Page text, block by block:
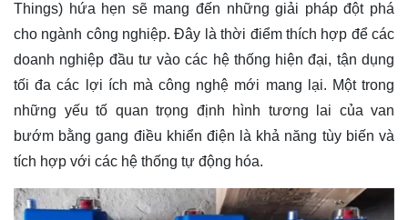
Things) hứa hẹn sẽ mang đến những giải pháp đột phá
cho ngành công nghiệp. Đây là thời điểm thích hợp để các
doanh nghiệp đầu tư vào các hệ thống hiện đại, tận dụng
tối đa các lợi ích mà công nghệ mới mang lại. Một trong
những yếu tố quan trọng định hình tương lai của van
bướm bằng gang điều khiển điện là khả năng tùy biến và
tích hợp với các hệ thống tự động hóa.